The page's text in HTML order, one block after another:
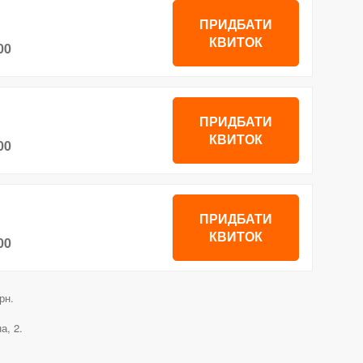
ПРИДБАТИ
КВИТОК
ПРИДБАТИ
КВИТОК
ПРИДБАТИ
КВИТОК
2.